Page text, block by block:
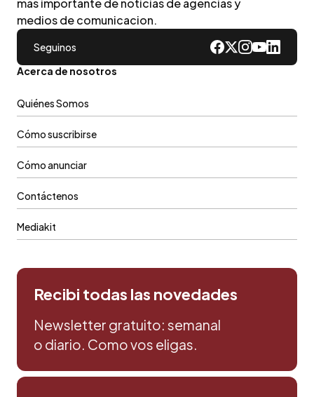
mas importante de noticias de agencias y
medios de comunicacion.
Seguinos
Acerca de nosotros
Quiénes Somos
Cómo suscribirse
Cómo anunciar
Contáctenos
Mediakit
Recibi todas las novedades
Newsletter gratuito: semanal
o diario. Como vos eligas.